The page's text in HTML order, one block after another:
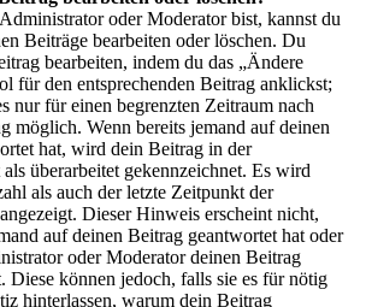
oder Moderator bist, kannst du
Beiträge bearbeiten oder löschen. Du
bearbeiten, indem du das „Ändere
für den entsprechenden Beitrag anklickst;
nur für einen begrenzten Zeitraum nach
möglich. Wenn bereits jemand auf deinen
hat, wird dein Beitrag in der
überarbeitet gekennzeichnet. Es wird
als auch der letzte Zeitpunkt der
Dieser Hinweis erscheint nicht,
auf deinen Beitrag geantwortet hat oder
oder Moderator deinen Beitrag
Diese können jedoch, falls sie es für nötig
hinterlassen, warum dein Beitrag